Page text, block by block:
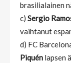
brasilialainen
c) Sergio
vaihtanut
d) FC
Piquén lapsen